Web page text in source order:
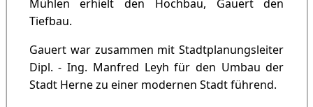
Mühlen erhielt den Hochbau, Gauert den
Tiefbau.
Gauert war zusammen mit Stadtplanungsleiter
Dipl. - Ing. Manfred Leyh für den Umbau der
Stadt Herne zu einer modernen Stadt führend.